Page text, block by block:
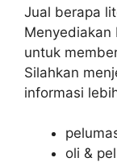
Jual berapa
Menyediakan
untuk
Silahkan
informasi
oli &